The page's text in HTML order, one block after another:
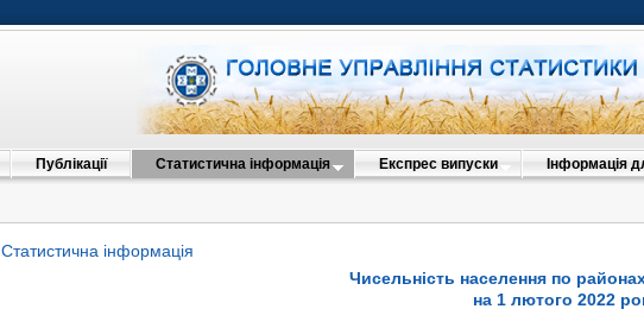
Публікації Статистична інформація Експрес випуски Інформація
Статистична інформація
Чисельність населення по
на 1 лютого 2022